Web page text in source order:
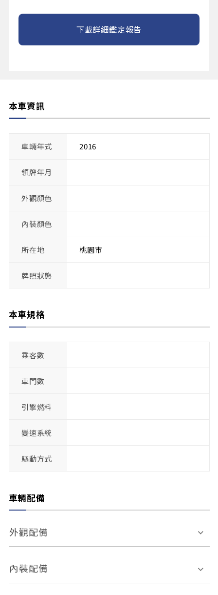
下載詳細鑑定報告
本車資訊
車輛年式 2016
領牌年月
外觀顏色
內裝顏色
所在地 桃園市
牌照狀態
本車規格
乘客數
車門數
引擎燃料
變速系統
驅動方式
車輛配備
外觀配備
電動天窗
內裝配備